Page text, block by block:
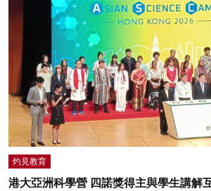
灼見教育
港大亞洲科學營 四諾獎得主與學生講解